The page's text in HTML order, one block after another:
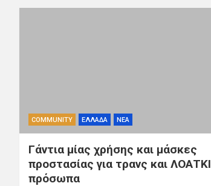
COMMUNITY ΕΛΛΑΔΑ ΝΕΑ
Γάντια μίας χρήσης και μάσκες
προστασίας για τρανς και ΛΟΑΤΚΙ
πρόσωπα